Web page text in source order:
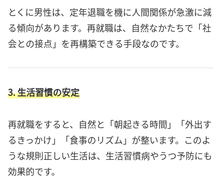
とくに男性は、定年退職を機に人間関係が急激に減
る傾向があります。再就職は、自然なかたちで「社
会との接点」を再構築できる手段なのです。
3. 生活習慣の安定
再就職をすると、自然と「朝起きる時間」「外出す
るきっかけ」「食事のリズム」が整います。このよ
うな規則正しい生活は、生活習慣病やうつ予防にも
効果的です。